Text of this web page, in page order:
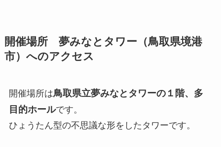
開催場所 夢みなとタワー（鳥取県境港
市）へのアクセス
開催場所は鳥取県立夢みなとタワーの１階、多
目的ホールです。
ひょうたん型の不思議な形をしたタワーです。